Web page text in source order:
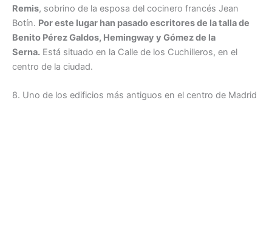
Remis, sobrino de la esposa del cocinero francés Jean
Botín. Por este lugar han pasado escritores de la talla de
Benito Pérez Galdos, Hemingway y Gómez de la
Serna. Está situado en la Calle de los Cuchilleros, en el
centro de la ciudad.
8. Uno de los edificios más antiguos en el centro de Madrid